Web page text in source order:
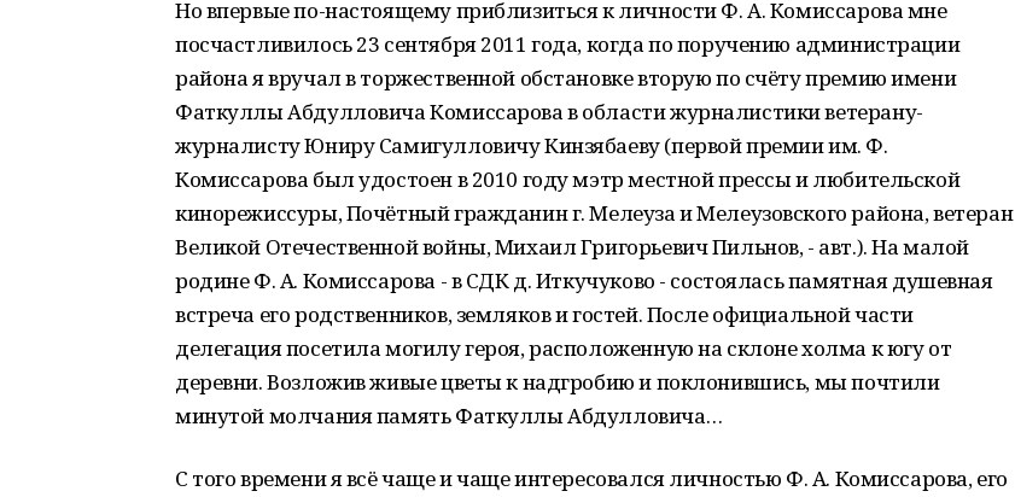
Но впервые по-настоящему приблизиться к личности Ф. А. Комиссарова мне
посчастливилось 23 сентября 2011 года, когда по поручению администрации
района я вручал в торжественной обстановке вторую по счёту премию имени
Фаткуллы Абдулловича Комиссарова в области журналистики ветерану-
журналисту Юниру Самигулловичу Кинзябаеву (первой премии им. Ф.
Комиссарова был удостоен в 2010 году мэтр местной прессы и любительской
кинорежиссуры, Почётный гражданин г. Мелеуза и Мелеузовского района, ветеран
Великой Отечественной войны, Михаил Григорьевич Пильнов, - авт.). На малой
родине Ф. А. Комиссарова - в СДК д. Иткучуково - состоялась памятная душевная
встреча его родственников, земляков и гостей. После официальной части
делегация посетила могилу героя, расположенную на склоне холма к югу от
деревни. Возложив живые цветы к надгробию и поклонившись, мы почтили
минутой молчания память Фаткуллы Абдулловича…
С того времени я всё чаще и чаще интересовался личностью Ф. А. Комиссарова, его